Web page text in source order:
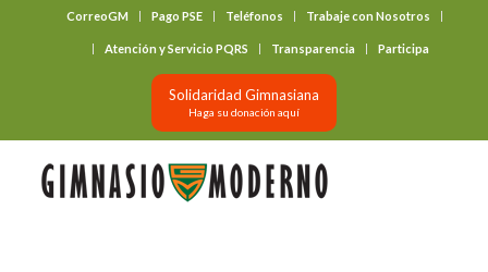
CorreoGM Pago PSE Teléfonos Trabaje con Nosotros
Atención y Servicio PQRS Transparencia Participa
Solidaridad Gimnasiana
Haga su donación aquí